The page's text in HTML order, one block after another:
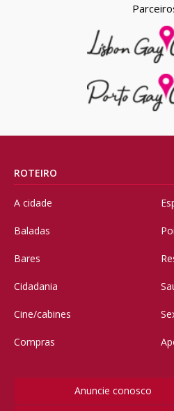
ROTEIRO
A cidade
Baladas
Bares
Cidadania
Cine/cabines
Compras
Anuncie conosco